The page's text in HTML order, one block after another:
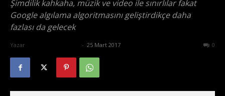
Şimdilik kahkaha, müzik ve video ile sınırlılar fakat
Google algılama algoritmasını geliştirdikçe daha
fazlası da gelecek
Yazar - 25 Mart 2017 0